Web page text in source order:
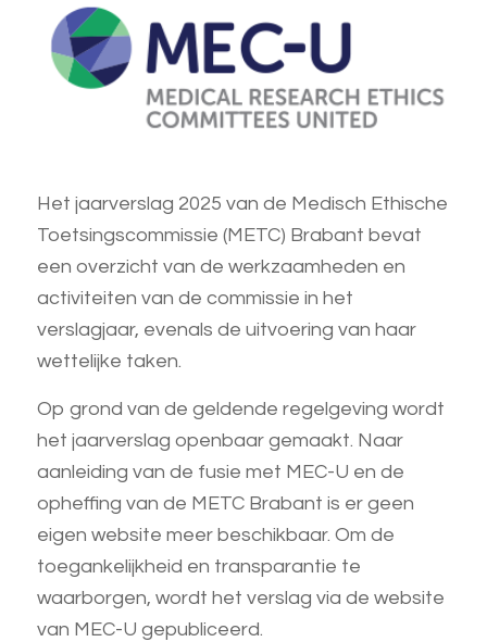
Het jaarverslag 2025 van de Medisch Ethische
Toetsingscommissie (METC) Brabant bevat
een overzicht van de werkzaamheden en
activiteiten van de commissie in het
verslagjaar, evenals de uitvoering van haar
wettelijke taken.
Op grond van de geldende regelgeving wordt
het jaarverslag openbaar gemaakt. Naar
aanleiding van de fusie met MEC-U en de
opheffing van de METC Brabant is er geen
eigen website meer beschikbaar. Om de
toegankelijkheid en transparantie te
waarborgen, wordt het verslag via de website
van MEC-U gepubliceerd.